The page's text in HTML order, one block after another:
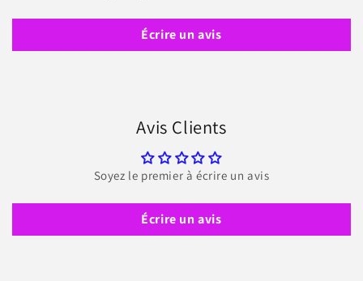
Écrire un avis
Avis Clients
Soyez le premier à écrire un avis
Écrire un avis